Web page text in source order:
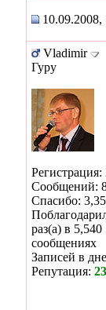
10.09.2008,
Vladimir
Гуру
Сообщений:
Спасибо:
раз(а) в 5,540
сообщениях
Записей в
Репутация: